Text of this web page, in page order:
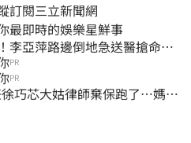
訂閱三立新聞網
即時的娛樂星鮮事
李亞萍路邊倒地急送醫搶命
PR
PR
巧芯大姑律師棄保跑了…媽也